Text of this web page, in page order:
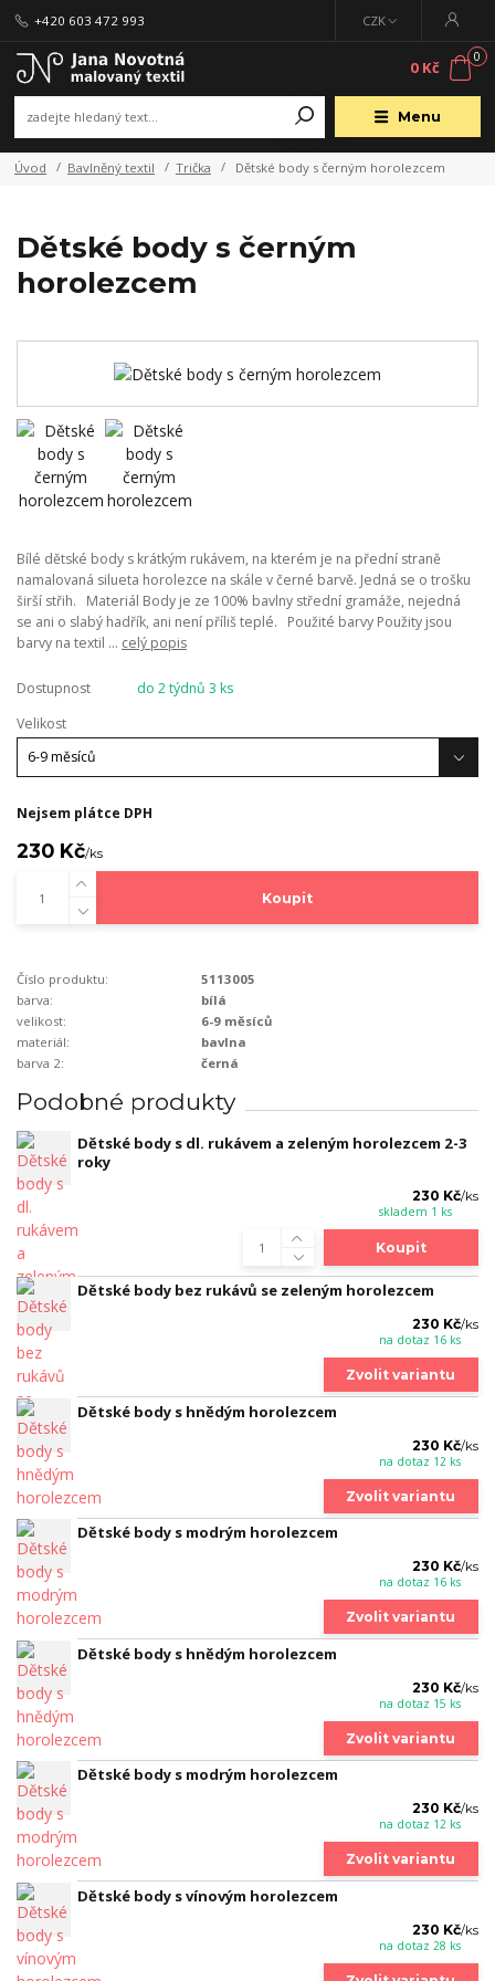
Menu
CZK
+420 603 472 993
0
0 Kč
Úvod Bavlněný textil Trička Dětské body s černým horolezcem
Dětské body s černým
horolezcem
Bílé dětské body s krátkým rukávem, na kterém je na přední straně
namalovaná silueta horolezce na skále v černé barvě. Jedná se o trošku
širší střih. Materiál Body je ze 100% bavlny střední gramáže, nejedná
se ani o slabý hadřík, ani není příliš teplé. Použité barvy Použity jsou
barvy na textil ... celý popis
Dostupnost
do 2 týdnů 3 ks
Velikost
Nejsem plátce DPH
230 Kč/ks
Koupit
Číslo produktu:
5113005
barva:
bílá
velikost:
6-9 měsíců
materiál:
bavlna
barva 2:
černá
Podobné produkty
Dětské body s dl. rukávem a zeleným horolezcem 2-3
roky
230 Kč/ks
skladem 1 ks
Koupit
Dětské body bez rukávů se zeleným horolezcem
230 Kč/ks
na dotaz 16 ks
Zvolit variantu
Dětské body s hnědým horolezcem
230 Kč/ks
na dotaz 12 ks
Zvolit variantu
Dětské body s modrým horolezcem
230 Kč/ks
na dotaz 16 ks
Zvolit variantu
Dětské body s hnědým horolezcem
230 Kč/ks
na dotaz 15 ks
Zvolit variantu
Dětské body s modrým horolezcem
230 Kč/ks
na dotaz 12 ks
Zvolit variantu
Dětské body s vínovým horolezcem
230 Kč/ks
na dotaz 28 ks